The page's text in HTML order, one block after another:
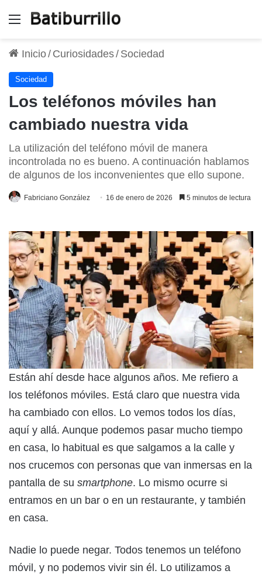
Menú
Inicio/ Curiosidades/ Sociedad
Sociedad
Los teléfonos móviles han
cambiado nuestra vida
La utilización del teléfono móvil de manera
incontrolada no es bueno. A continuación hablamos
de algunos de los inconvenientes que ello supone.
Fabriciano González 16 de enero de 2026 5 minutos de lectura
Están ahí desde hace algunos años. Me refiero a
los teléfonos móviles. Está claro que nuestra vida
ha cambiado con ellos. Lo vemos todos los días,
aquí y allá. Aunque podemos pasar mucho tiempo
en casa, lo habitual es que salgamos a la calle y
nos crucemos con personas que van inmersas en la
pantalla de su smartphone. Lo mismo ocurre si
entramos en un bar o en un restaurante, y también
en casa.
Nadie lo puede negar. Todos tenemos un teléfono
móvil, y no podemos vivir sin él. Lo utilizamos a